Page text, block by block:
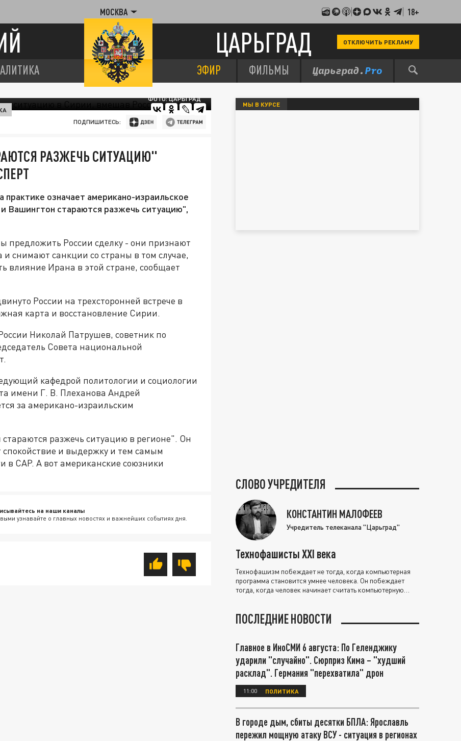
МОСКВА 18+
ЦАРЬГРАД ОТКЛЮЧИТЬ РЕКЛАМУ
ЭФИР ФИЛЬМЫ
ФОТО: ЦАРЬГРАД
ПОДПИШИТЕСЬ:
РАЗЖЕЧЬ СИТУАЦИЮ"
означает американо-израильское
Вашингтон стараются разжечь ситуацию",
предложить России сделку - они признают
снимают санкции со страны в том случае,
влияние Ирана в этой стране, сообщает
России на трехсторонней встрече в
карта и восстановление Сирии.
Николай Патрушев, советник по
Совета национальной
кафедрой политологии и социологии
имени Г. В. Плеханова Андрей
за американо-израильским
разжечь ситуацию в регионе". Он
спокойствие и выдержку и тем самым
в САР. А вот американские союзники
на наши каналы
узнавайте о главных новостях и важнейших событиях дня.
МЫ В КУРСЕ
СЛОВО УЧРЕДИТЕЛЯ
КОНСТАНТИН МАЛОФЕЕВ
Учредитель телеканала "Царьград"
Технофашисты XXI века
Технофашизм побеждает не тогда, когда компьютерная
программа становится умнее человека. Он побеждает
тогда, когда человек начинает считать компьютерную
ПОСЛЕДНИЕ НОВОСТИ
Главное в ИноСМИ 6 августа: По Геленджику
ударили "случайно". Сюрприз Кима – "худший
расклад". Германия "перехватила" дрон
11:00 ПОЛИТИКА
В городе дым, сбиты десятки БПЛА: Ярославль
пережил мощную атаку ВСУ - ситуация в регионах